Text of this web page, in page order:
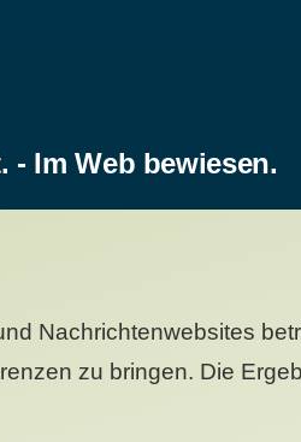
- Im Web bewiesen.
Nachrichtenwebsites
zu bringen. Die